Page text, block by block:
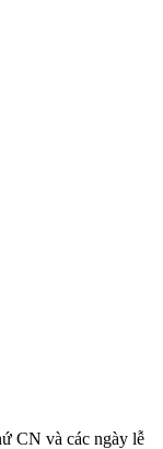
CN và các ngày lễ